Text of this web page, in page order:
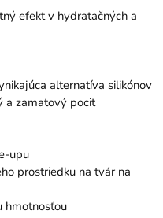
efekt v hydratačných a
alternatíva silikónov
a zamatový pocit
upu
prostriedku na tvár na
hmotnosťou